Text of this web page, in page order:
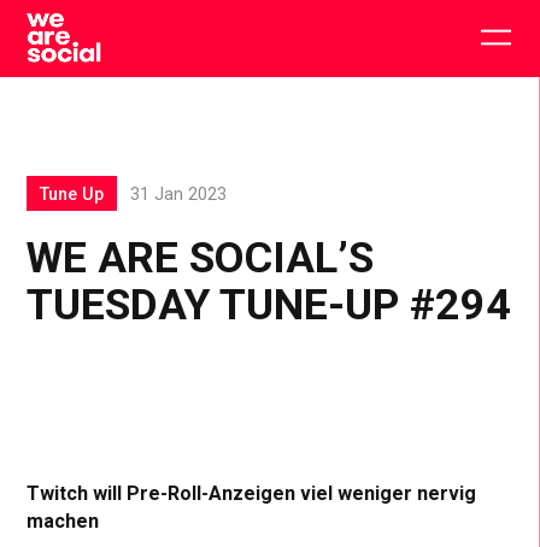
Skip
content
WE ARE SOCIAL’S
TUESDAY TUNE-UP #294
Tune Up 31 Jan 2023
Twitch will Pre-Roll-Anzeigen viel weniger nervig
machen